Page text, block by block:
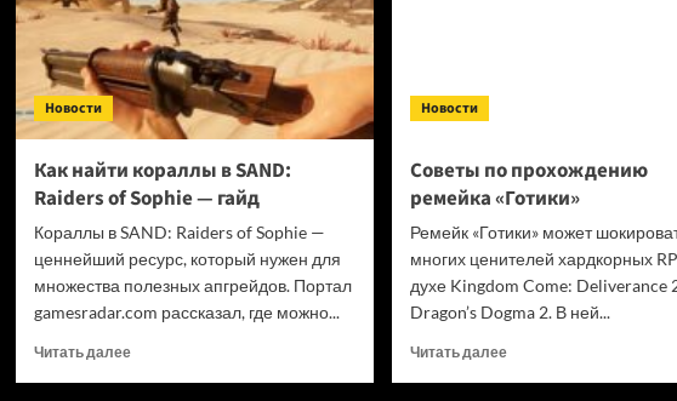
Новости
Как найти кораллы в SAND:
Raiders of Sophie — гайд
Кораллы в SAND: Raiders of Sophie —
ценнейший ресурс, который нужен для
множества полезных апгрейдов. Портал
gamesradar.com рассказал, где можно...
Читать далееПрочитать
Новости
Советы по прохождению
ремейка «Готики»
Ремейк «Готики» может
многих ценителей хардкорных
духе Kingdom Come: Deliverance
Dragon’s Dogma 2. В ней...
Читать далееПрочитать